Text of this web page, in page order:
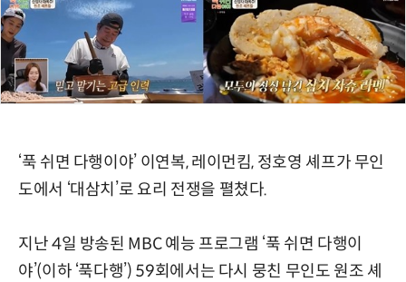
‘푹 쉬면 다행이야’ 이연복, 레이먼킴, 정호영 셰프가 무인
도에서 ‘대삼치’로 요리 전쟁을 펼쳤다.
지난 4일 방송된 MBC 예능 프로그램 ‘푹 쉬면 다행이
야’(이하 ‘푹다행’) 59회에서는 다시 뭉친 무인도 원조 셰